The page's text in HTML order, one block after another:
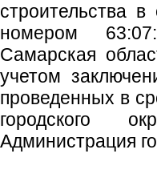
строительства
номером
Самарская
учетом
проведенных в
городского
Администрация